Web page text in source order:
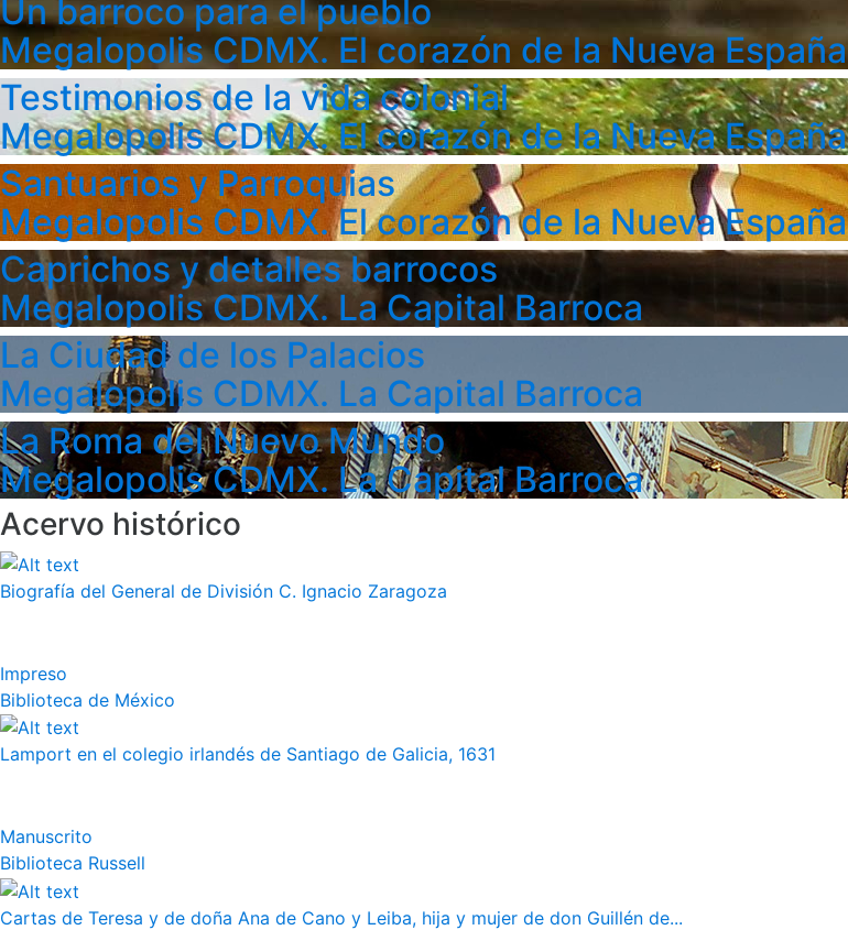
Un barroco para el pueblo
Megalopolis CDMX. El corazón de la Nueva España
Testimonios de la vida colonial
Megalopolis CDMX. El corazón de la Nueva España
Santuarios y Parroquias
Megalopolis CDMX. El corazón de la Nueva España
Caprichos y detalles barrocos
Megalopolis CDMX. La Capital Barroca
La Ciudad de los Palacios
Megalopolis CDMX. La Capital Barroca
La Roma del Nuevo Mundo
Megalopolis CDMX. La Capital Barroca
Acervo histórico
Biografía del General de División C. Ignacio Zaragoza
Impreso
Biblioteca de México
Lamport en el colegio irlandés de Santiago de Galicia, 1631
Manuscrito
Biblioteca Russell
Cartas de Teresa y de doña Ana de Cano y Leiba, hija y mujer de don Guillén de...